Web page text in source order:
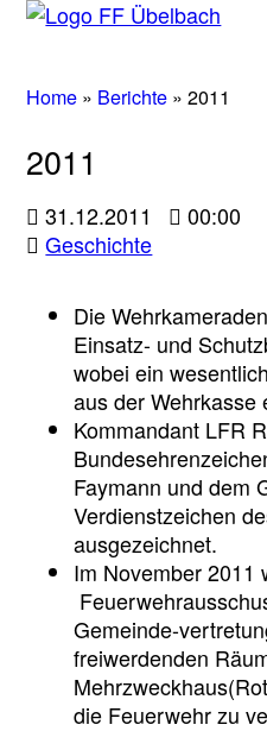
Home » Berichte »2011
2011
31.12.2011
00:00
Geschichte
Die
Einsatz- und
wobei ein
aus der Wehrkasse
Kommandant LFR
Faymann und dem
Verdienstzeichen
ausgezeichnet.
Im November 2011
Gemeinde-
freiwerdenden
die Feuerwehr zu